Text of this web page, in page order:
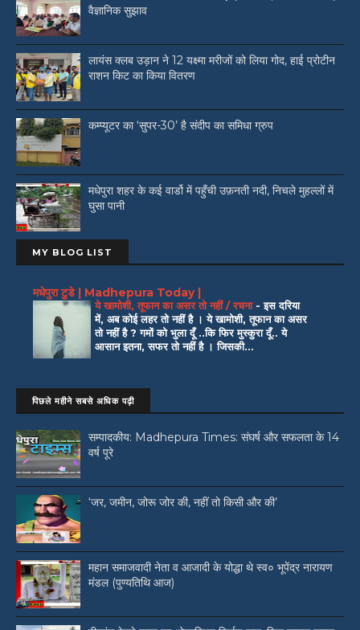
वैज्ञानिक सुझाव
लायंस क्लब उड़ान ने 12 यक्ष्मा मरीजों को लिया गोद, हाई प्रोटीन
राशन किट का किया वितरण
कम्प्यूटर का ‘सुपर-30’ है संदीप का समिधा ग्रुप
मधेपुरा शहर के कई वार्डो में पहुँची उफ़नती नदी, निचले मुहल्लों में
घुसा पानी
MY BLOG LIST
मधेपुरा टुडे | Madhepura Today |
ये खामोशी, तूफान का असर तो नहीं / रचना -इस दरिया
में, अब कोई लहर तो नहीं है । ये खामोशी, तूफान का असर
तो नहीं है ? गमों को भुला दूँ ..कि फिर मुस्कुरा दूँ.. ये
आसान इतना, सफर तो नहीं है । जिसकी...
पिछले महीने सबसे अधिक पढ़ी
सम्पादकीय: Madhepura Times: संघर्ष और सफलता के 14
वर्ष पूरे
‘जर, जमीन, जोरू जोर की, नहीं तो किसी और की’
महान समाजवादी नेता व आजादी के योद्धा थे स्व० भूपेंद्र नारायण
मंडल (पुण्यतिथि आज)